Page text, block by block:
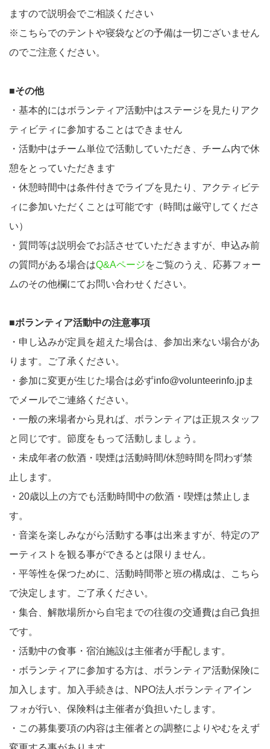
ますので説明会でご相談ください
※こちらでのテントや寝袋などの予備は一切ございません
のでご注意ください。
■その他
・基本的にはボランティア活動中はステージを見たりアク
ティビティに参加することはできません
・活動中はチーム単位で活動していただき、チーム内で休
憩をとっていただきます
・休憩時間中は条件付きでライブを見たり、アクティビテ
ィに参加いただくことは可能です（時間は厳守してくださ
い）
・質問等は説明会でお話させていただきますが、申込み前
の質問がある場合はQ&Aページをご覧のうえ、応募フォー
ムのその他欄にてお問い合わせください。
■ボランティア活動中の注意事項
・申し込みが定員を超えた場合は、参加出来ない場合があ
ります。ご了承ください。
・参加に変更が生じた場合は必ずinfo@volunteerinfo.jpま
でメールでご連絡ください。
・一般の来場者から見れば、ボランティアは正規スタッフ
と同じです。節度をもって活動しましょう。
・未成年者の飲酒・喫煙は活動時間/休憩時間を問わず禁
止します。
・20歳以上の方でも活動時間中の飲酒・喫煙は禁止しま
す。
・音楽を楽しみながら活動する事は出来ますが、特定のア
ーティストを観る事ができるとは限りません。
・平等性を保つために、活動時間帯と班の構成は、こちら
で決定します。ご了承ください。
・集合、解散場所から自宅までの往復の交通費は自己負担
です。
・活動中の食事・宿泊施設は主催者が手配します。
・ボランティアに参加する方は、ボランティア活動保険に
加入します。加入手続きは、NPO法人ボランティアイン
フォが行い、保険料は主催者が負担いたします。
・この募集要項の内容は主催者との調整によりやむをえず